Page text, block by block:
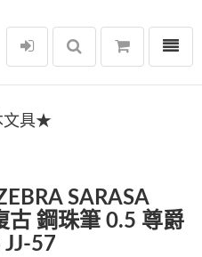
選單
具★
SARASA
古 鋼珠筆 0.5 尊爵
JJ-57